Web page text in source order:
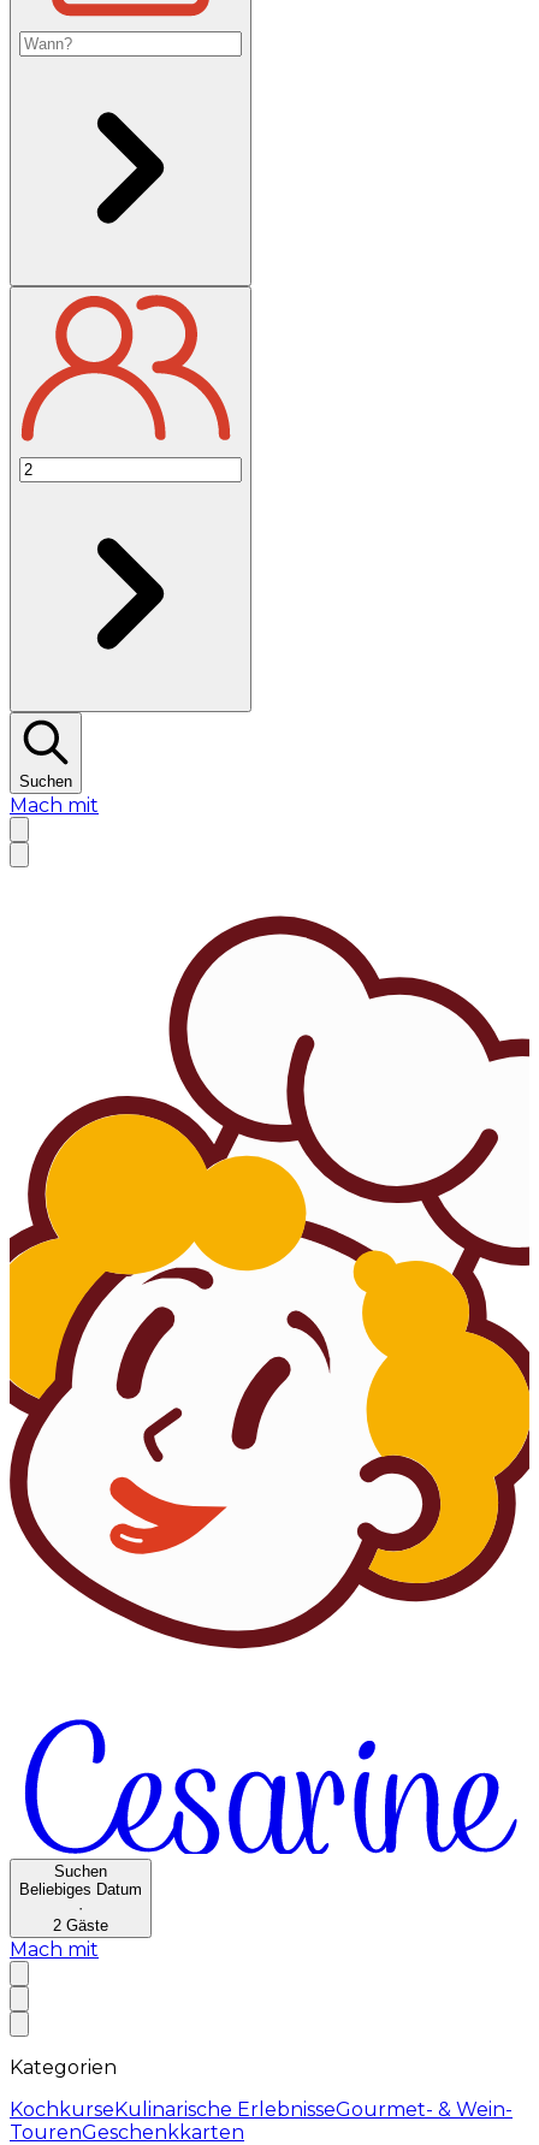
Suchen
Mach mit
Suchen
Beliebiges Datum
·
2 Gäste
Mach mit
Kategorien
KochkurseKulinarische ErlebnisseGourmet- & Wein-
TourenGeschenkkarten